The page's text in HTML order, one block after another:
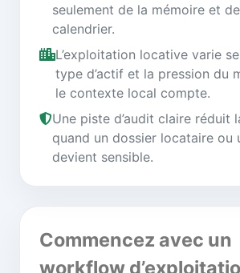
seulement de la mémoire et
calendrier.
L’exploitation locative varie
type d’actif et la pression du
le contexte local compte.
Une piste d’audit claire réduit
quand un dossier locataire ou
devient sensible.
Commencez avec un
workflow